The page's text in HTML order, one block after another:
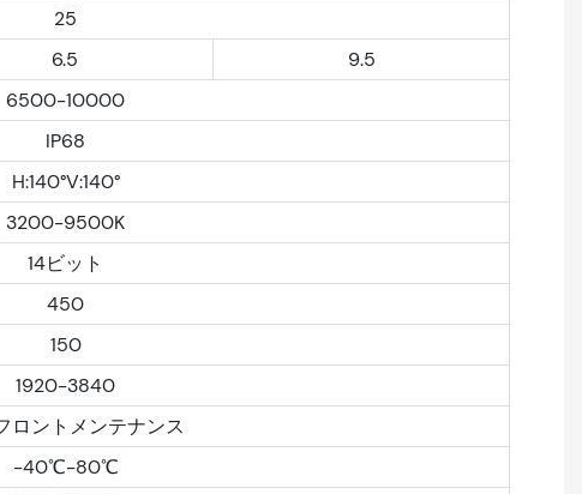
25
6.5
9.5
6500-10000
IP68
H:140°V:140°
3200-9500K
14ビット
450
150
1920-3840
ロントメンテナンス
-40℃-80℃